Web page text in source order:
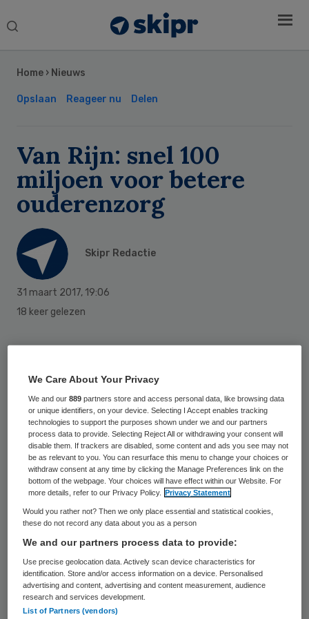
Search
Home › Nieuws
Opslaan Reageer nu Delen
Van Rijn: snel 100
miljoen voor betere
ouderenzorg
Skipr Redactie
31 maart 2017, 19:06
18 keer gelezen
verpleeginstellingen die het het hardste
nodig hebben in totaal 100 miljoen euro om
de ergste problemen aan te pakken. Dat
heeft staatssecretaris Martin van Rijn
(Volksgezondheid) vrijdag aan de Tweede
Kamer laten weten.
Dit bedrag had hij al eerder toegezegd voor
2017, maar er wordt nu grote spoed achter
gezet om het daadwerkelijk uit te keren.
Het gaat erom de zorgaanbieders die
ernstige problemen hebben met de kwaliteit
een steun in de rug te geven. Vaak zijn daar
Sidebar
We Care About Your Privacy
We and our889 partners store and access personal data, like browsing data
or unique identifiers, on your device. Selecting I Accept enables tracking
technologies to support the purposes shown under we and our partners
process data to provide. Selecting Reject All or withdrawing your consent will
disable them. If trackers are disabled, some content and ads you see may not
be as relevant to you. You can resurface this menu to change your choices or
withdraw consent at any time by clicking the Manage Preferences link on the
bottom of the webpage. Your choices will have effect within our Website. For
more details, refer to our Privacy Policy.
Privacy Statement
Would you rather not? Then we only place essential and statistical cookies,
these do not record any data about you as a person
We and our partners process data to provide:
Use precise geolocation data. Actively scan device characteristics for
identification. Store and/or access information on a device. Personalised
advertising and content, advertising and content measurement, audience
research and services development.
List of Partners (vendors)